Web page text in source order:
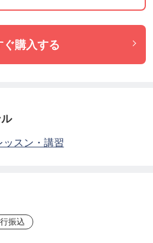
る内容になっています。
せん。10歳以上の方は料金
タマイズできる個別トレ
ちら→
ぐ購入する
ッスン・講習
振込